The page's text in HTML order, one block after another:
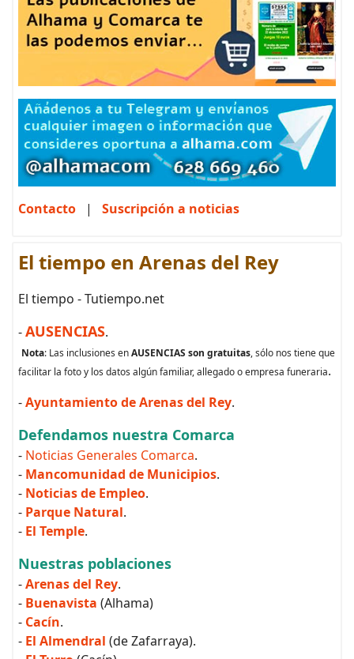
Contacto | Suscripción a noticias
El tiempo en Arenas del Rey
El tiempo - Tutiempo.net
-AUSENCIAS.
Nota: Las inclusiones enAUSENCIAS son gratuitas, sólo nos tiene que
facilitar la foto y los datos algún familiar, allegado o empresa funeraria.
-Ayuntamiento de Arenas del Rey.
Defendamos nuestra Comarca
- Noticias Generales Comarca.
- Mancomunidad de Municipios.
- Noticias de Empleo.
- Parque Natural.
- El Temple.
Nuestras poblaciones
-Arenas del Rey.
- Buenavista (Alhama)
- Cacín.
- El Almendral (de Zafarraya).